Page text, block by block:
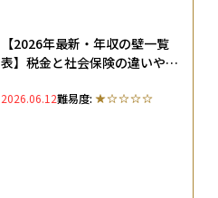
【2026年最新・年収の壁一覧
表】税金と社会保険の違いや扶
2026.06.12難易度: